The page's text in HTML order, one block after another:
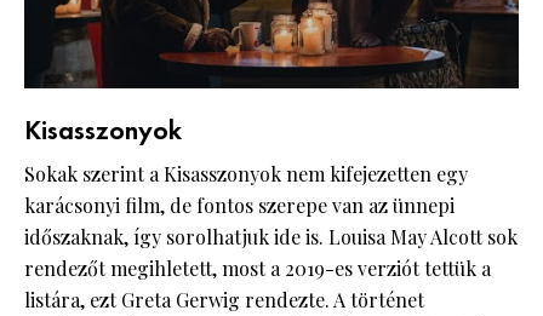
Kisasszonyok
Sokak szerint a Kisasszonyok nem kifejezetten egy
karácsonyi film, de fontos szerepe van az ünnepi
időszaknak, így sorolhatjuk ide is. Louisa May Alcott sok
rendezőt megihletett, most a 2019-es verziót tettük a
listára, ezt Greta Gerwig rendezte. A történet